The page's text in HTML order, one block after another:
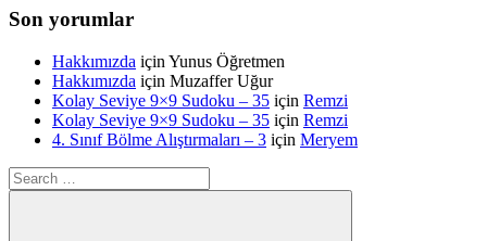
Son yorumlar
Hakkımızda için Yunus Öğretmen
Hakkımızda için Muzaffer Uğur
Kolay Seviye 9×9 Sudoku – 35 için Remzi
Kolay Seviye 9×9 Sudoku – 35 için Remzi
4. Sınıf Bölme Alıştırmaları – 3 için Meryem
Search
for: